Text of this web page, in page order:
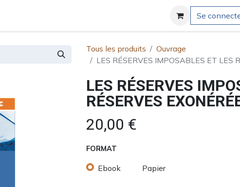
Se
Tous les produits
Ouvrage
LES RÉSERVES IMPOSABLES ET LES
LES RÉSERVES
RÉSERVES
20,00 €
FORMAT
Ebook Papier